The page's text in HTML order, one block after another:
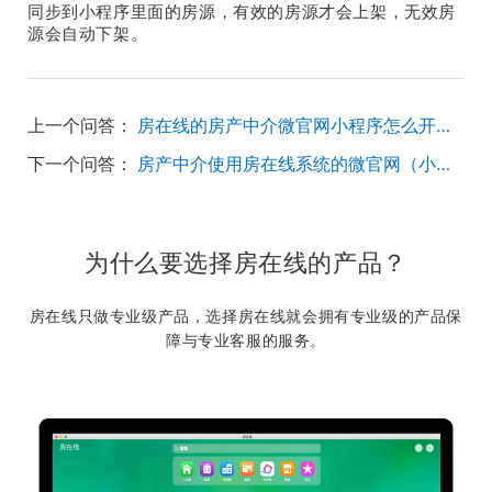
同步到小程序里面的房源，有效的房源才会上架，无效房
源会自动下架。
上一个问答：
房在线的房产中介微官网小程序怎么开通的？效果好吗？
下一个问答：
房产中介使用房在线系统的微官网（小程序）的好处有哪些？
为什么要选择房在线的产品？
房在线只做专业级产品，选择房在线就会拥有专业级的产品保
障与专业客服的服务。